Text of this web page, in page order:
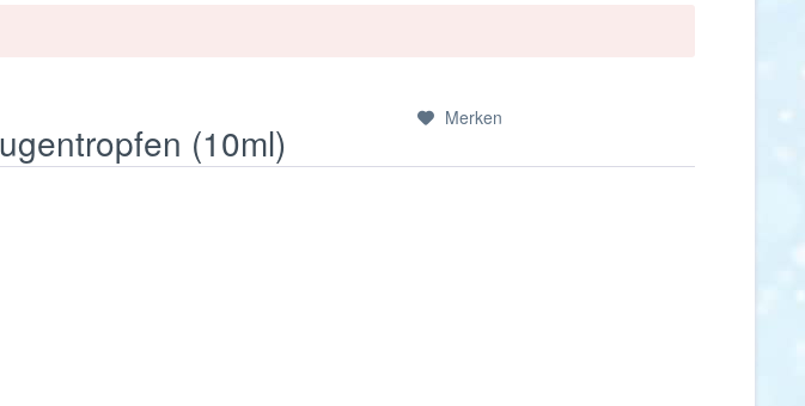
(10ml)
Merken